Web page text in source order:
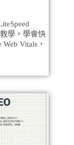
學。學會快
Vitals，